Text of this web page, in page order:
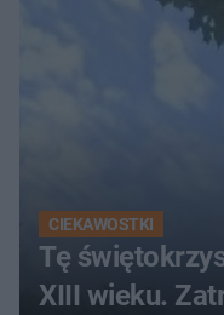
CIEKAWOSTKI
Tę
XIII wieku.